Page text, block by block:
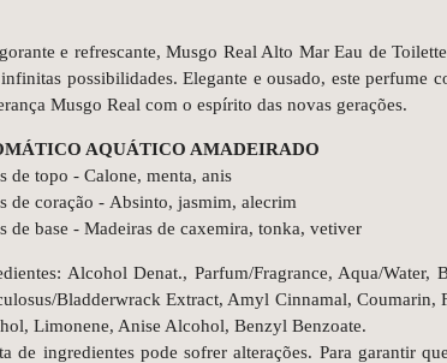
e refrescante, Musgo Real Alto Mar Eau de
infinitas possibilidades. Elegante e ousado, este perfume
Musgo Real com o espírito das novas gerações.
AQUÁTICO AMADEIRADO
de topo - Calone, menta, anis
de coração - Absinto, jasmim, alecrim
de base - Madeiras de caxemira, tonka, vetiver
Alcohol Denat., Parfum/Fragrance, Aqua/Water,
Bladderwrack Extract, Amyl Cinnamal, Coumarin,
Limonene, Anise Alcohol, Benzyl Benzoate.
de ingredientes pode sofrer alterações. Para garantir